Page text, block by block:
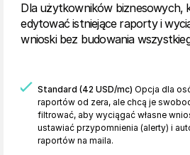
Dla użytkowników biznesowych,
edytować istniejące raporty i
wnioski bez budowania
Standard (42 USD/mc)Opcja dla
raportów od zera, ale chcą je
filtrować, aby wyciągać własne
ustawiać przypomnienia (alerty) i
raportów na maila.